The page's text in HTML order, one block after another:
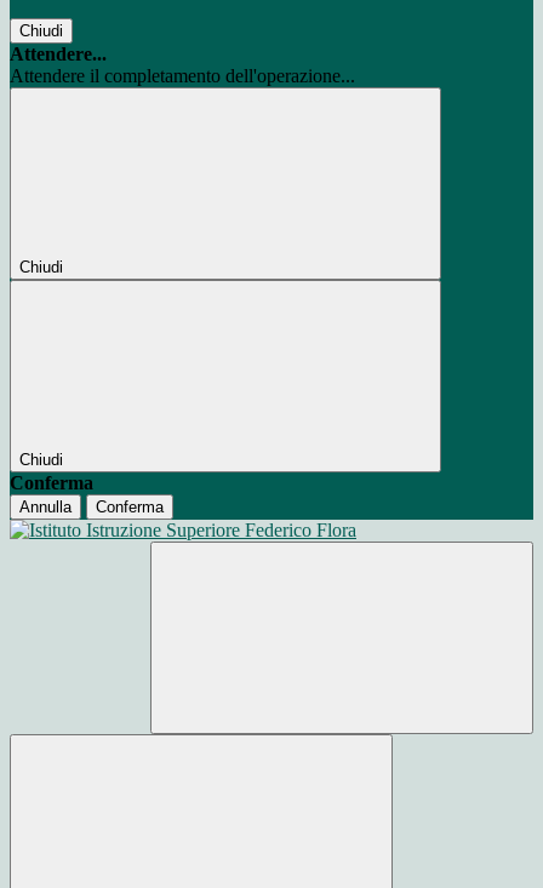
Chiudi
Attendere...
Attendere il completamento dell'operazione...
Chiudi
Chiudi
Conferma
Annulla Conferma